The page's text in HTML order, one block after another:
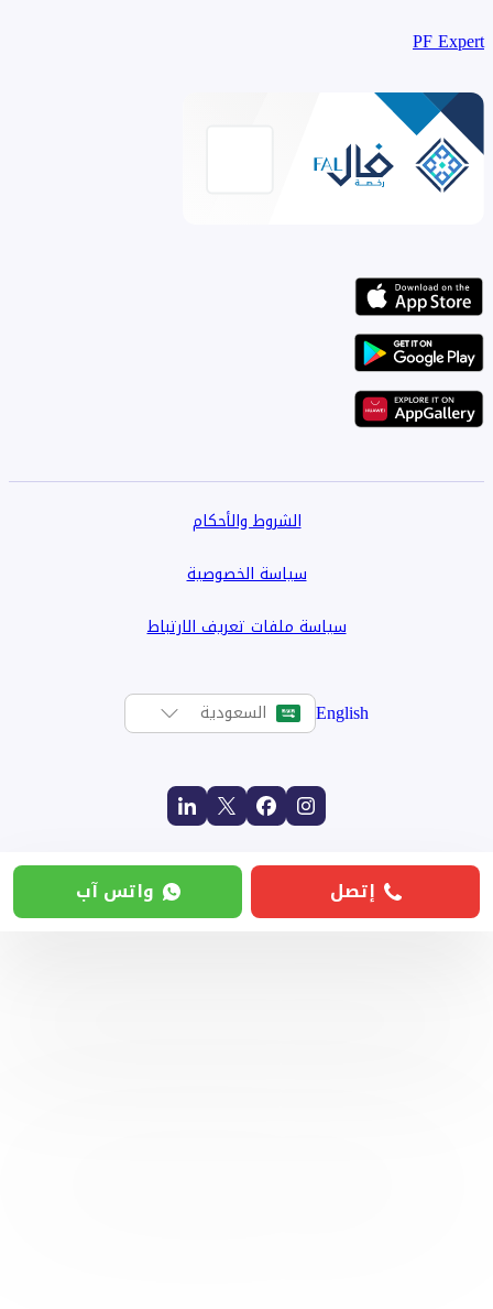
PF Expert
الشروط والأحكام
سياسة الخصوصية
سياسة ملفات تعريف الارتباط
English السعودية
إتصل واتس آب